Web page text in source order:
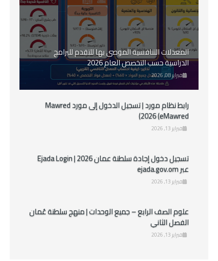
المعدلات التنافسية الموصى بها للتقدم للبرامج
الدراسية حسب التخصص العام 2026
فبراير 08, 2026
رابط نظام مورد | تسجيل الدخول إلى مورد Mawred
2026 (eMawred)
فبراير 13, 2026
تسجيل دخول إجادة سلطنة عمان 2026 | Ejada Login
عبر ejada.gov.om
فبراير 13, 2026
علوم الصف الرابع – جميع الوحدات | منهج سلطنة عُمان
الفصل الثاني
فبراير 13, 2026